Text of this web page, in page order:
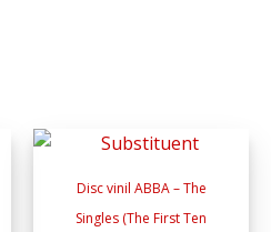
Disc vinil ABBA – The
Singles (The First Ten